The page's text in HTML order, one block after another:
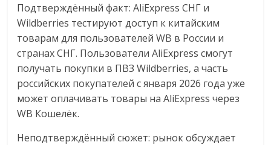
Нам
важно,
как
знать
как
Сеть
меняет
жизнь
Подтверждённый факт: AliExpress СНГ и
Wildberries тестируют доступ к китайским
товарам для пользователей WB в России и
странах СНГ. Пользователи AliExpress смогут
получать покупки в ПВЗ Wildberries, а часть
российских покупателей с января 2026 года уже
может оплачивать товары на AliExpress через
WB Кошелёк.
Неподтверждённый сюжет: рынок обсуждает